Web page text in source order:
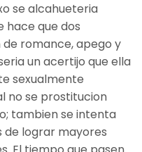
se alcahueteria
hace que dos
de romance, apego y
un acertijo que ella
sexualmente
no se prostitucion
tambien se intenta
lograr mayores